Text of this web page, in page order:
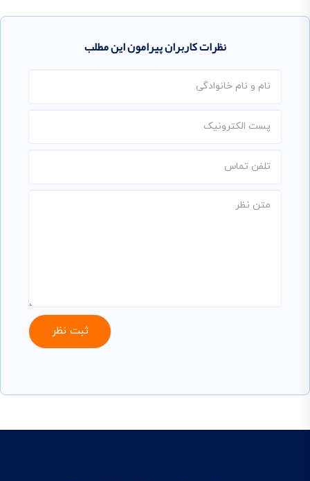
نظرات کاربران پیرامون این مطلب